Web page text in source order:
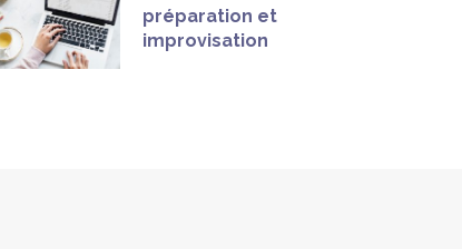
préparation et
improvisation